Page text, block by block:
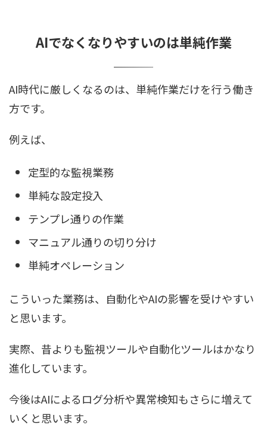
AIでなくなりやすいのは単純作業
AI時代に厳しくなるのは、単純作業だけを行う働き
方です。
例えば、
定型的な監視業務
単純な設定投入
テンプレ通りの作業
マニュアル通りの切り分け
単純オペレーション
こういった業務は、自動化やAIの影響を受けやすい
と思います。
実際、昔よりも監視ツールや自動化ツールはかなり
進化しています。
今後はAIによるログ分析や異常検知もさらに増えて
いくと思います。